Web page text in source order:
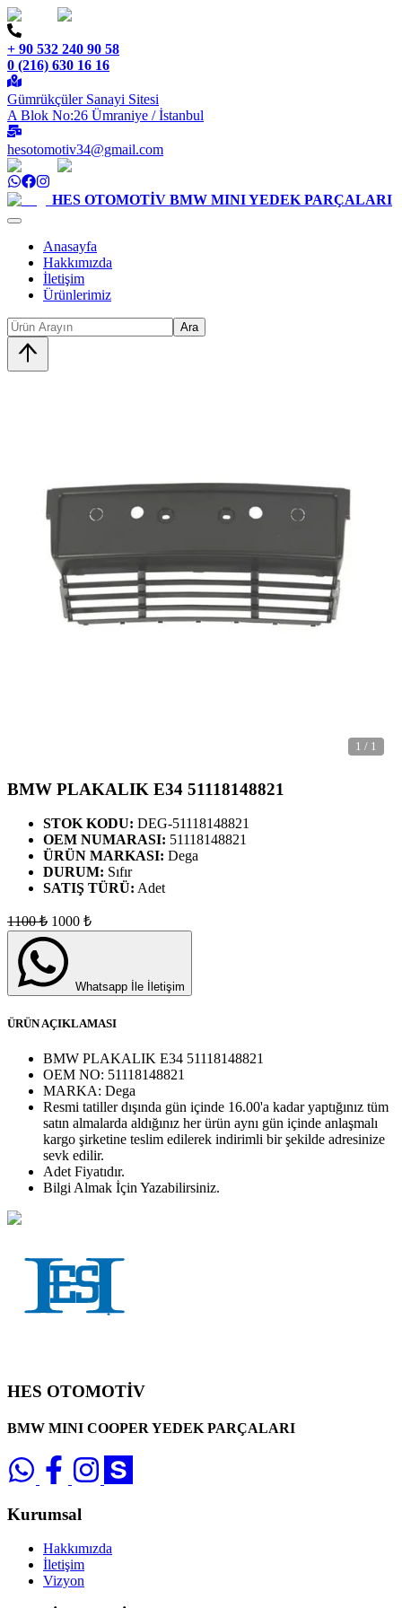
+ 90 532 240 90 58
0 (216) 630 16 16
Gümrükçüler Sanayi Sitesi
A Blok No:26 Ümraniye / İstanbul
hesotomotiv34@gmail.com
HES OTOMOTİV BMW MINI YEDEK PARÇALARI
Anasayfa
Hakkımızda
İletişim
Ürünlerimiz
Ara
1 / 1
BMW PLAKALIK E34 51118148821
STOK KODU: DEG-51118148821
OEM NUMARASI: 51118148821
ÜRÜN MARKASI: Dega
DURUM: Sıfır
SATIŞ TÜRÜ: Adet
1100₺ 1000 ₺
Whatsapp İle İletişim
ÜRÜN AÇIKLAMASI
BMW PLAKALIK E34 51118148821
OEM NO: 51118148821
MARKA: Dega
Resmi tatiller dışında gün içinde 16.00'a kadar yaptığınız tüm
satın almalarda aldığınız her ürün aynı gün içinde anlaşmalı
kargo şirketine teslim edilerek indirimli bir şekilde adresinize
sevk edilir.
Adet Fiyatıdır.
Bilgi Almak İçin Yazabilirsiniz.
HES OTOMOTİV
BMW MINI COOPER YEDEK PARÇALARI
Kurumsal
Hakkımızda
İletişim
Vizyon